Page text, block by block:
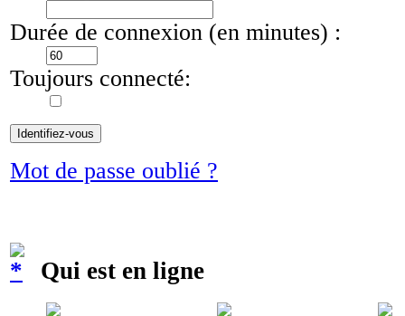
Durée de connexion (en minutes) :
Toujours connecté:
Mot de passe oublié ?
Qui est en ligne